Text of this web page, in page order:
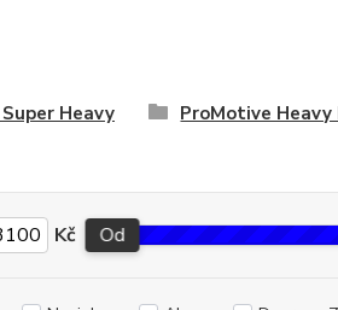
Heavy
ProMotive
Kč Od